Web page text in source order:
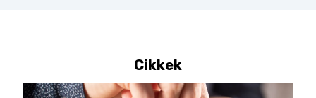
Cikkek